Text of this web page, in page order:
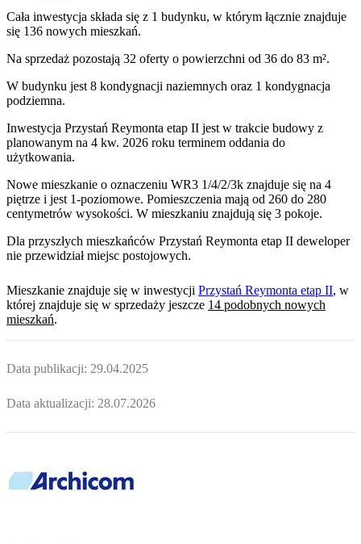
Cała inwestycja składa się z 1 budynku, w którym łącznie znajduje
się 136 nowych mieszkań.
Na sprzedaż pozostają 32 oferty o powierzchni od 36 do 83 m².
W budynku jest 8 kondygnacji naziemnych oraz 1 kondygnacja
podziemna.
Inwestycja Przystań Reymonta etap II jest w trakcie budowy z
planowanym na 4 kw. 2026 roku terminem oddania do
użytkowania.
Nowe mieszkanie o oznaczeniu WR3 1/4/2/3k znajduje się na 4
piętrze i jest 1-poziomowe. Pomieszczenia mają od 260 do 280
centymetrów wysokości. W mieszkaniu znajdują się 3 pokoje.
Dla przyszłych mieszkańców Przystań Reymonta etap II deweloper
nie przewidział miejsc postojowych.
Mieszkanie znajduje się w inwestycji Przystań Reymonta etap II, w
której znajduje się w sprzedaży jeszcze 14 podobnych nowych
mieszkań.
Data publikacji: 29.04.2025
Data aktualizacji: 28.07.2026